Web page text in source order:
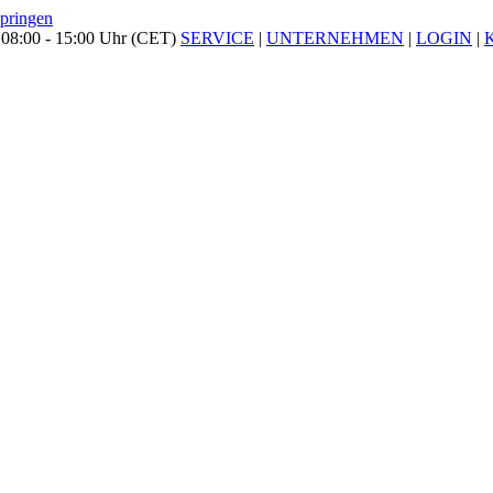
- 15:00 Uhr (CET) SERVICE | UNTERNEHMEN | LOGIN |